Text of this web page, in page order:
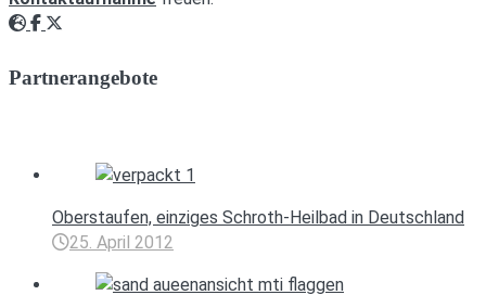
Webseite
Facebook
Partnerangebote
Oberstaufen, einziges Schroth-Heilbad in Deutschland
25. April 2012